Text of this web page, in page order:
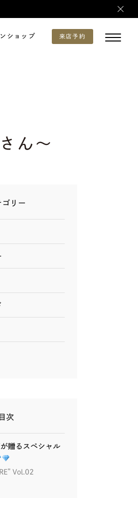
ショップ 来店予約
ん～
ゴリー
目次
が贈るスペシャル
Vol.02